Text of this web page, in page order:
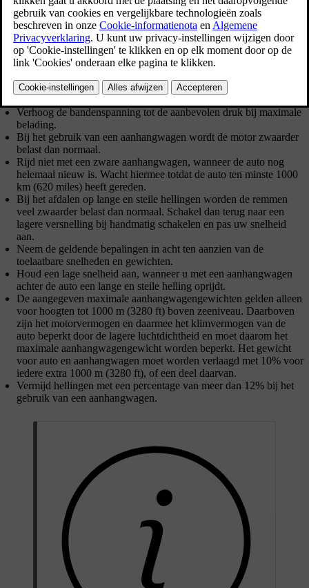
De auto wordt geleverd met de benodigde randuitrusting voor het
gebruik van een aanhangwagen.
De trekhaak van de auto moet van een goedgekeurd type zijn.
de trekhaak de maximale kogeldruk niet overschrijdt. De
Verhoog de bandenspanning tot de aanbevolen druk bij maximale
belading.
Bij het gebruik van een aanhangwagen wordt de motor zwaarder
belast dan normaal.
Rijd niet met een zware aanhangwagen, wanneer de auto nog
helemaal nieuw is. Wacht hiermee totdat de auto ten minste 1000
km (620 miles) heeft gereden.
Bij het afdalen op lange en steile hellingen worden de remmen
veel zwaarder belast dan normaal. Schakel dan terug naar een
lagere versnelling bij handmatig schakelen en pas uw snelheid
aan.
Neem de geldende bepalingen in acht ten aanzien van de
toelaatbare snelheden en gewichten.
Houd een lage snelheid aan, wanneer u met een aanhangwagen
achter de auto een lange en steile helling oprijdt.
De aangegeven maximale aanhangwagengewichten gelden alleen
voor hoogten tot 1000 m (3280 ft) boven zeeniveau. Daarboven
zijn het motorvermogen en daarmee het klimvermogen van de
auto beperkt door de lagere luchtdichtheid en moet daarom het
maximale aanhangwagengewicht worden beperkt. Het gewicht
voor auto en aanhangwagen moet worden verlaagd met 10% voor
iedere extra 1000 m (3280 ft), of een deel daarvan.
Vermijd hellingen met een percentage van meer dan 12% bij het
gebruik van een aanhangwagen.